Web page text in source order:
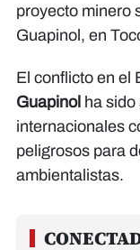
proyecto minero
Guapinol, en
El conflicto en el
Guapinol ha
internacionales
peligrosos para
ambientalistas.